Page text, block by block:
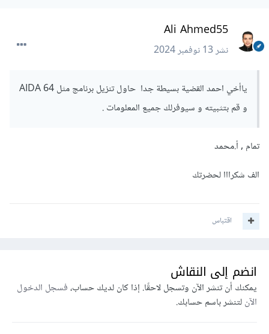
Ali Ahmed55
نشر13 نوفمبر 2024
ياأخي احمد القضية بسيطة جدا حاول تنزيل برنامج مثل AIDA 64
و قم بتثبيته و سيوفرلك جميع المعلومات .
تمام , أ.محمد
الف شكرااا لحضرتك
اقتباس
انضم إلى النقاش
يمكنك أن تنشر الآن وتسجل لاحقًا. إذا كان لديك حساب،فسجل الدخول
الآنلتنشر باسم حسابك.